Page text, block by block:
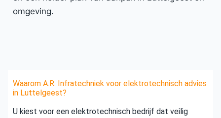
omgeving.
Waarom A.R. Infratechniek voor elektrotechnisch advies
in Luttelgeest?
U kiest voor een elektrotechnisch bedrijf dat veilig